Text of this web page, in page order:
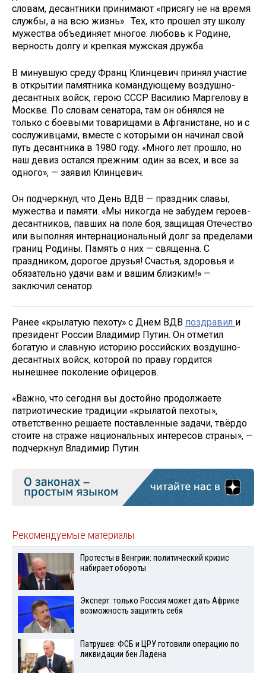
словам, десантники принимают «присягу не на время
службы, а на всю жизнь». Тех, кто прошел эту школу
мужества объединяет многое: любовь к Родине,
верность долгу и крепкая мужская дружба.
В минувшую среду Франц Клинцевич принял участие
в открытии памятника командующему воздушно-
десантных войск, герою СССР Василию Маргелову в
Москве. По словам сенатора, там он обнялся не
только с боевыми товарищами в Афганистане, но и с
сослуживцами, вместе с которыми он начинал свой
путь десантника в 1980 году. «Много лет прошло, но
наш девиз остался прежним: один за всех, и все за
одного», — заявил Клинцевич.
Он подчеркнул, что День ВДВ — праздник славы,
мужества и памяти. «Мы никогда не забудем героев-
десантников, павших на поле боя, защищая Отечество
или выполняя интернациональный долг за пределами
границ Родины. Память о них — священна. С
праздником, дорогое друзья! Счастья, здоровья и
обязательно удачи вам и вашим близким!» —
заключил сенатор.
Ранее «крылатую пехоту» с Днем ВДВ поздравил и
президент России Владимир Путин. Он отметил
богатую и славную историю российских воздушно-
десантных войск, которой по праву гордится
нынешнее поколение офицеров.
«Важно, что сегодня вы достойно продолжаете
патриотические традиции «крылатой пехоты»,
ответственно решаете поставленные задачи, твёрдо
стоите на страже национальных интересов страны», —
подчеркнул Владимир Путин.
Рекомендуемые материалы
Протесты в Венгрии: политический кризис
набирает обороты
Эксперт: только Россия может дать Африке
возможность защитить себя
Патрушев: ФСБ и ЦРУ готовили операцию по
ликвидации бен Ладена